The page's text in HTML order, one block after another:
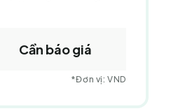
Cần báo giá
*Đơn vị: VND